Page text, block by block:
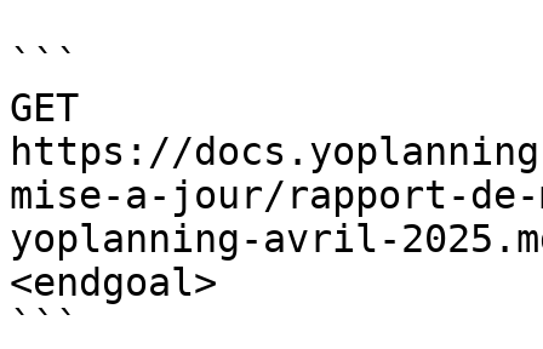
```
GET
https://
mise-a-jour/rapport-
yoplanning-avril-
<endgoal>
```